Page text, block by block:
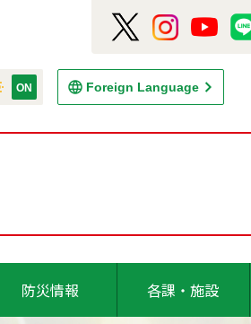
Foreign Language
防災情報 各課・施設